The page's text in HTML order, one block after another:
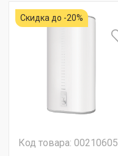
Скидка до -20%
Код товара: 00210605